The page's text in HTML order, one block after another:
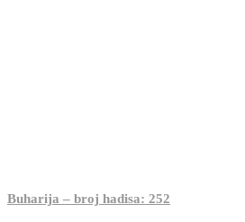
Buharija – broj hadisa: 252